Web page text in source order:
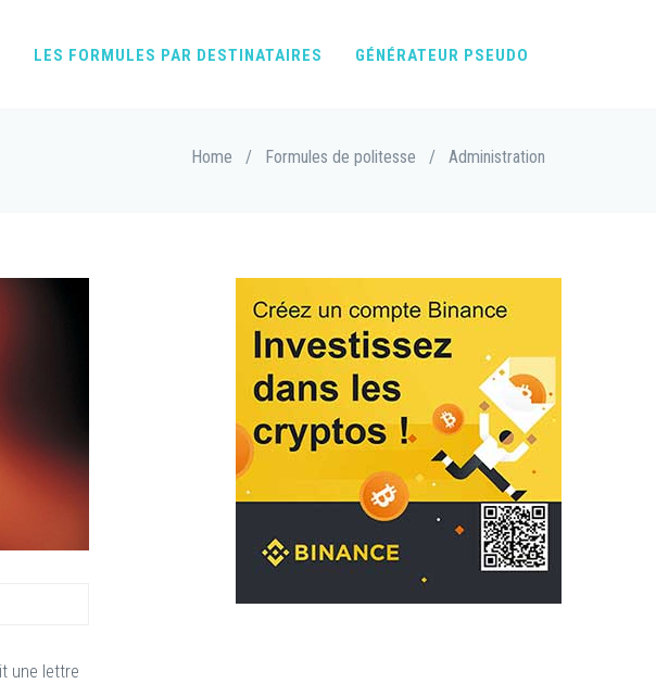
LES FORMULES PAR DESTINATAIRES GÉNÉRATEUR PSEUDO
Home / Formules de politesse / Administration
une lettre